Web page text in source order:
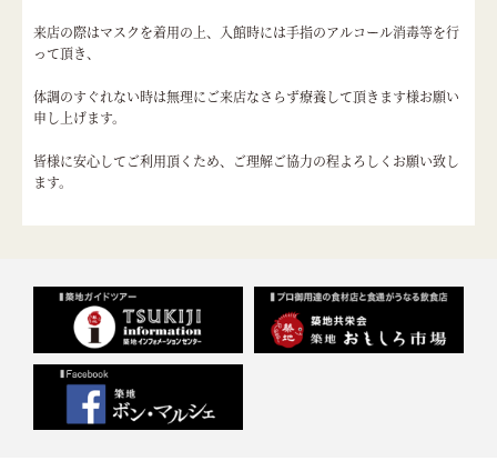
来店の際はマスクを着用の上、入館時には手指のアルコール消毒等を行
って頂き、
体調のすぐれない時は無理にご来店なさらず療養して頂きます様お願い
申し上げます。
皆様に安心してご利用頂くため、ご理解ご協力の程よろしくお願い致し
ます。